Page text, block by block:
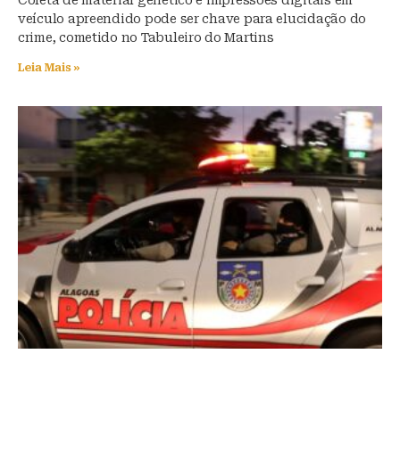
veículo apreendido pode ser chave para elucidação do
crime, cometido no Tabuleiro do Martins
Leia Mais »